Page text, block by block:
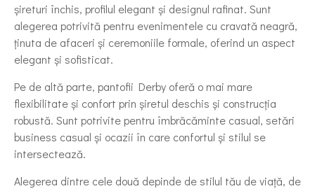
șireturi închis, profilul elegant și designul rafinat. Sunt
alegerea potrivită pentru evenimentele cu cravată neagră,
ținuta de afaceri și ceremoniile formale, oferind un aspect
elegant și sofisticat.
Pe de altă parte, pantofii Derby oferă o mai mare
flexibilitate și confort prin șiretul deschis și construcția
robustă. Sunt potrivite pentru îmbrăcăminte casual, setări
business casual și ocazii în care confortul și stilul se
intersectează.
Alegerea dintre cele două depinde de stilul tău de viață, de